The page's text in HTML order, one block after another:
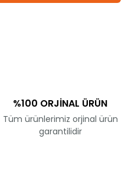
%100 ORJİNAL ÜRÜN
Tüm ürünlerimiz orjinal ürün
garantilidir